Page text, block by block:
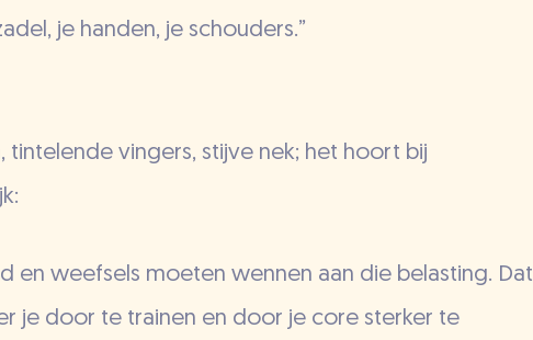
je handen, je schouders.”
tintelende vingers, stijve nek; het hoort bij
en weefsels moeten wennen aan die belasting. Dat
je door te trainen en door je core sterker te